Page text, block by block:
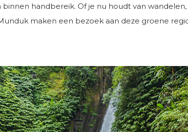
handbereik. Of je nu houdt van
maken een bezoek aan deze groene